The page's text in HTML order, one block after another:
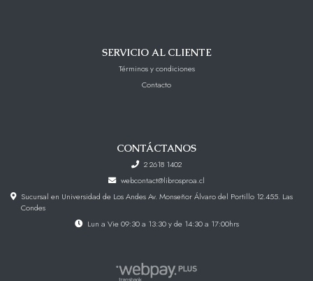
SERVICIO AL CLIENTE
Términos y condiciones
Contacto
CONTÁCTANOS
2 2618 1402
webcontact@librosproa.cl
Sucursal en Universidad de Los Andes Av. Monseñor Álvaro del Portillo 12.455. Las
Condes
Lun a Vie 09:30 a 13:30 y de 14:30 a 17:00hrs